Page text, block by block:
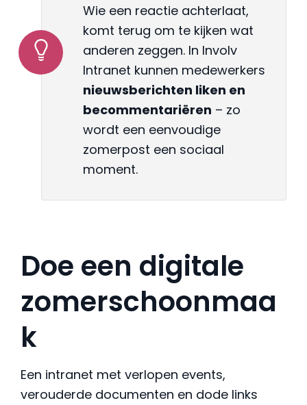
Wie een reactie achterlaat,
komt terug om te kijken wat
anderen zeggen. In Involv
Intranet kunnen medewerkers
nieuwsberichten liken en
becommentariëren – zo
wordt een eenvoudige
zomerpost een sociaal
moment.
Doe een digitale
zomerschoonmaa
k
Een intranet met verlopen events,
verouderde documenten en dode links